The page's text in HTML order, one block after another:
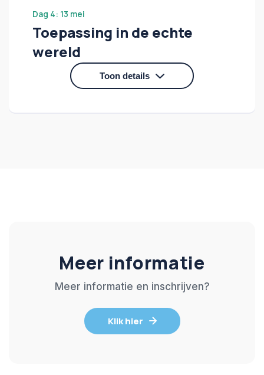
Dag 4: 13 mei
Toepassing in de echte
wereld
Toon details
Meer informatie
Meer informatie en inschrijven?
Klik hier